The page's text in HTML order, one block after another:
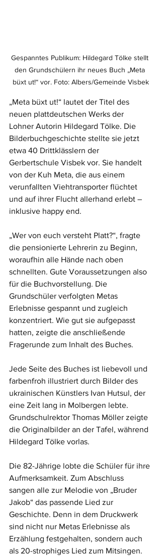
Gespanntes Publikum: Hildegard Tölke stellt
den Grundschülern ihr neues Buch „Meta
büxt ut!“ vor. Foto: Albers/Gemeinde Visbek
„Meta büxt ut!“ lautet der Titel des
neuen plattdeutschen Werks der
Lohner Autorin Hildegard Tölke. Die
Bilderbuchgeschichte stellte sie jetzt
etwa 40 Drittklässlern der
Gerbertschule Visbek vor. Sie handelt
von der Kuh Meta, die aus einem
verunfallten Viehtransporter flüchtet
und auf ihrer Flucht allerhand erlebt –
inklusive happy end.
„Wer von euch versteht Platt?“, fragte
die pensionierte Lehrerin zu Beginn,
woraufhin alle Hände nach oben
schnellten. Gute Voraussetzungen also
für die Buchvorstellung. Die
Grundschüler verfolgten Metas
Erlebnisse gespannt und zugleich
konzentriert. Wie gut sie aufgepasst
hatten, zeigte die anschließende
Fragerunde zum Inhalt des Buches.
Jede Seite des Buches ist liebevoll und
farbenfroh illustriert durch Bilder des
ukrainischen Künstlers Ivan Hutsul, der
eine Zeit lang in Molbergen lebte.
Grundschulrektor Thomas Möller zeigte
die Originalbilder an der Tafel, während
Hildegard Tölke vorlas.
Die 82-Jährige lobte die Schüler für ihre
Aufmerksamkeit. Zum Abschluss
sangen alle zur Melodie von „Bruder
Jakob“ das passende Lied zur
Geschichte. Denn in dem Druckwerk
sind nicht nur Metas Erlebnisse als
Erzählung festgehalten, sondern auch
als 20-strophiges Lied zum Mitsingen.